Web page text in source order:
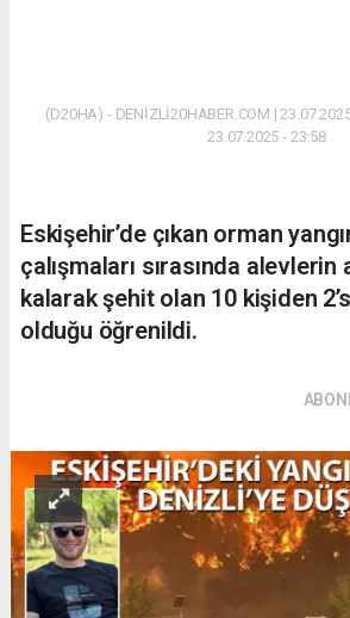
(D20HA) - DENİZLİ20HABER.COM |
23.07.2025 - 23:58
Eskişehir’de çıkan orman
çalışmaları sırasında alevlerin
kalarak şehit olan 10 kişiden
olduğu öğrenildi.